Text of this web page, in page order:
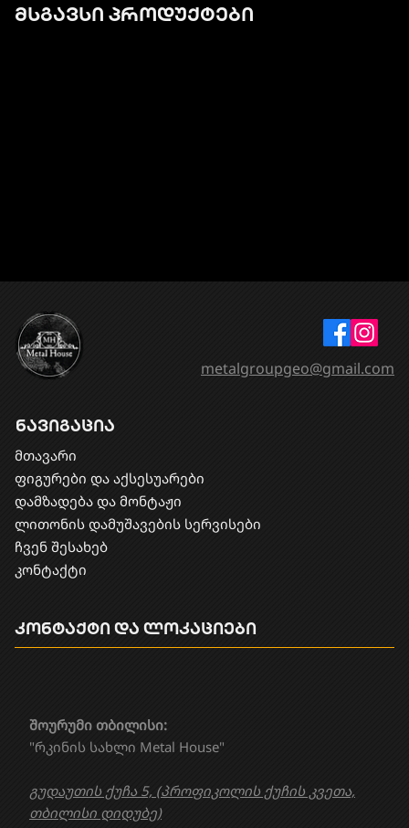
მსგავსი პროდუქტები
ნავიგაცია
მთავარი
ფიგურები და აქსესუარები
დამზადება და მონტაჟი
​ლითონის დამუშავების სერვისები
ჩვენ შესახებ
კონტაქტი
შოურუმი თბილისი:
"რკინის სახლი Metal House"
გუდაუთის ქუჩა 5, (პროფიკოლის ქუჩის კვეთა,
თბილისი დიდუბე)
კონტაქტი და ლოკაციები
metalgroupgeo@gmail.com